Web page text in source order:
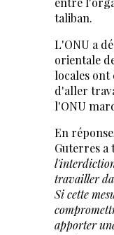
taliban.
L'ONU a
orientale
locales ont
d'aller
l'ONU
En
Guterres a
l'interdiction
travailler
Si cette
apporter